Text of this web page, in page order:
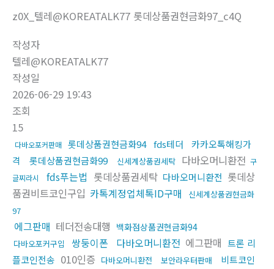
z0X_텔레@KOREATALK77 롯데상품권현금화97_c4Q
작성자
텔레@KOREATALK77
작성일
2026-06-29 19:43
조회
15
다바오포커판매 롯데상품권현금화94 fds테더
카카오톡해킹가
격
롯데상품권현금화99 신세계상품권세탁 다바오머니환전 구
글찌라시
fds푸는법 롯데상품권세탁 다바오머니환전 롯데상
품권비트코인구입 카톡계정업체톡ID구매
신세계상품권현금화
97
에그판매 테더전송대행 백화점상품권현금화94
다바오포커구입 쌍둥이폰 다바오머니환전 에그판매 트론 리
플코인전송 010인증 다바오머니환전 보안라우터판매
비트코인